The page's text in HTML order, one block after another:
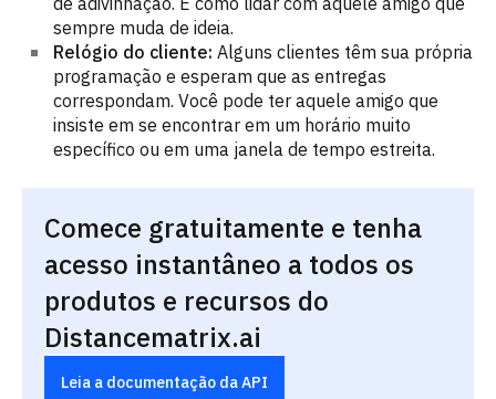
sempre muda de ideia.
Relógio do cliente: Alguns clientes têm sua própria
programação e esperam que as entregas
correspondam. Você pode ter aquele amigo que
insiste em se encontrar em um horário muito
específico ou em uma janela de tempo estreita.
Comece gratuitamente e tenha
acesso instantâneo a todos os
produtos e recursos do
Distancematrix.ai
Leia a documentação da API